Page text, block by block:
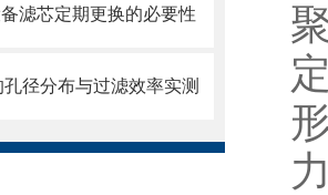
滤芯定期更换的必要性
径分布与过滤效率实测